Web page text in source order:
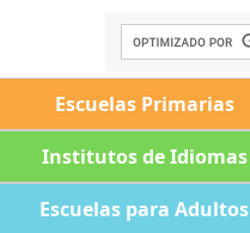
Escuelas Primarias
Institutos de Idiomas
Escuelas para Adultos